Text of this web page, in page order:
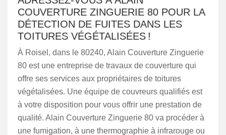
COUVERTURE ZINGUERIE 80 POUR LA
DÉTECTION DE FUITES DANS LES
TOITURES VÉGÉTALISÉES !
À Roisel, dans le 80240, Alain Couverture Zinguerie
80 est une entreprise de travaux de couverture qui
offre ses services aux propriétaires de toitures
végétalisées. Une équipe de couvreurs qualifiés est
à votre disposition pour vous offrir une prestation de
qualité. Alain Couverture Zinguerie 80 va procéder à
une fumigation, à une thermographie à infrarouge ou